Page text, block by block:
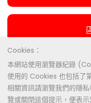
Cookies：
本網站使用瀏覽器紀錄
使用的 Cookies 也包括了
相關資訊請瀏覽我們的隱
覽或關閉這個提示，便表